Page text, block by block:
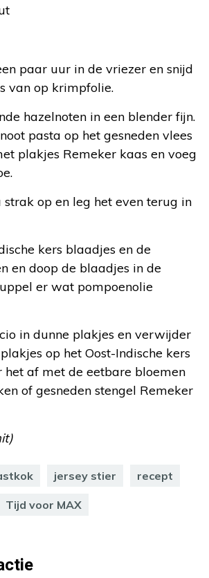
paar uur in de vriezer en snijd
van op krimpfolie.
hazelnoten in een blender fijn.
pasta op het gesneden vlees
plakjes Remeker kaas en voeg
strak op en leg het even terug in
kers blaadjes en de
en doop de blaadjes in de
er wat pompoenolie
in dunne plakjes en verwijder
op het Oost-Indische kers
het af met de eetbare bloemen
of gesneden stengel Remeker
jersey stier recept
Tijd voor MAX